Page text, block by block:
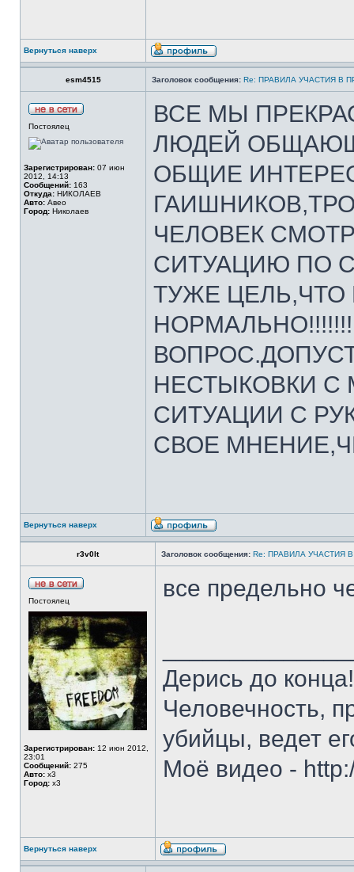
Вернуться наверх
esm4515 Заголовок сообщения: Re: ПРАВИЛА УЧАСТИЯ В
Постоялец
Зарегистрирован: 07 июн
2012, 14:13
Сообщений: 163
Откуда: НИКОЛАЕВ
Авто: Авео
Город: Николаев
ВСЕ МЫ
ЛЮДЕЙ
ОБЩИЕ
ЧЕЛОВЕК
СИТУАЦИЮ ПО
ТУЖЕ
НЕСТЫКОВКИ С
СИТУАЦИИ С
СВОЕ
Вернуться наверх
r3v0lt Заголовок сообщения: Re: ПРАВИЛА УЧАСТИЯ
Постоялец
Зарегистрирован: 12 июн 2012,
23:01
Сообщений: 275
Авто: х3
Город: х3
все предельно
Дерись до
Человечность,
убийцы, ведет
Моё видео -
Вернуться наверх